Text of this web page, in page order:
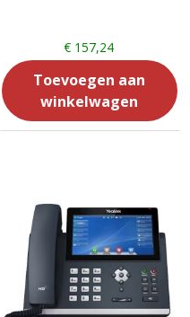
€157,24
Toevoegen aan
winkelwagen